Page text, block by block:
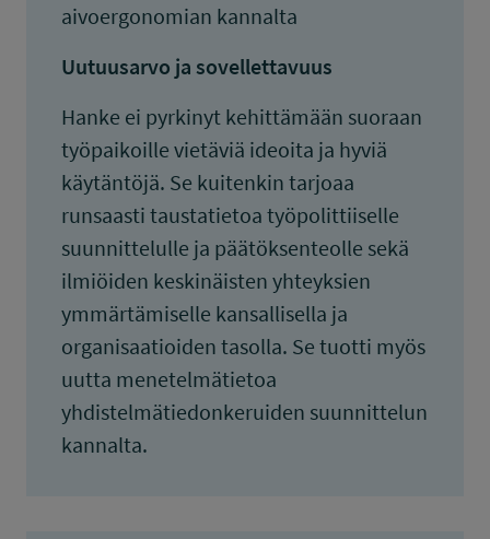
aivoergonomian kannalta
Uutuusarvo ja sovellettavuus
Hanke ei pyrkinyt kehittämään suoraan
työpaikoille vietäviä ideoita ja hyviä
käytäntöjä. Se kuitenkin tarjoaa
runsaasti taustatietoa työpolittiiselle
suunnittelulle ja päätöksenteolle sekä
ilmiöiden keskinäisten yhteyksien
ymmärtämiselle kansallisella ja
organisaatioiden tasolla. Se tuotti myös
uutta menetelmätietoa
yhdistelmätiedonkeruiden suunnittelun
kannalta.